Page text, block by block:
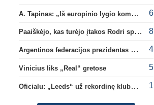
A. Tapinas: „Iš europinio lygio komandos gavom gerų pamokų“ 6
Paaiškėjo, kas turėjo įtakos Rodri sprendimui pasirinkti Barselonos pusę 8
Argentinos federacijos prezidentas C. Tapia negailėjo pagyrų G. Infantino 4
Vinicius liks „Real“ gretose 5
Oficialu: „Leeds“ už rekordinę klubui sumą įsigijo Anglijos rinktinės vartininką 1